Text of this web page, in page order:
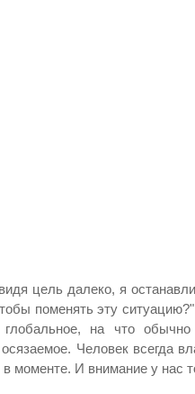
цель далеко, я
поменять эту
на что
Человек всегда
моменте. И внимание у нас